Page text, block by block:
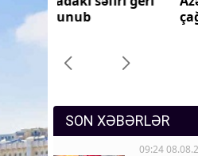
Sosium
Mənəvi dəyərlər
çağırılıb, yenisi
SON XƏBƏRLƏR
09:24